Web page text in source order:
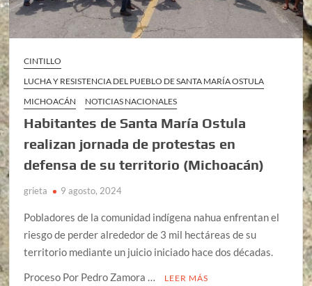
CINTILLO
LUCHA Y RESISTENCIA DEL PUEBLO DE SANTA MARÍA OSTULA
MICHOACÁN
NOTICIAS NACIONALES
Habitantes de Santa María Ostula
realizan jornada de protestas en
defensa de su territorio (Michoacán)
grieta 9 agosto, 2024
Pobladores de la comunidad indígena nahua enfrentan el
riesgo de perder alrededor de 3 mil hectáreas de su
territorio mediante un juicio iniciado hace dos décadas.
Proceso Por Pedro Zamora …
LEER MÁS